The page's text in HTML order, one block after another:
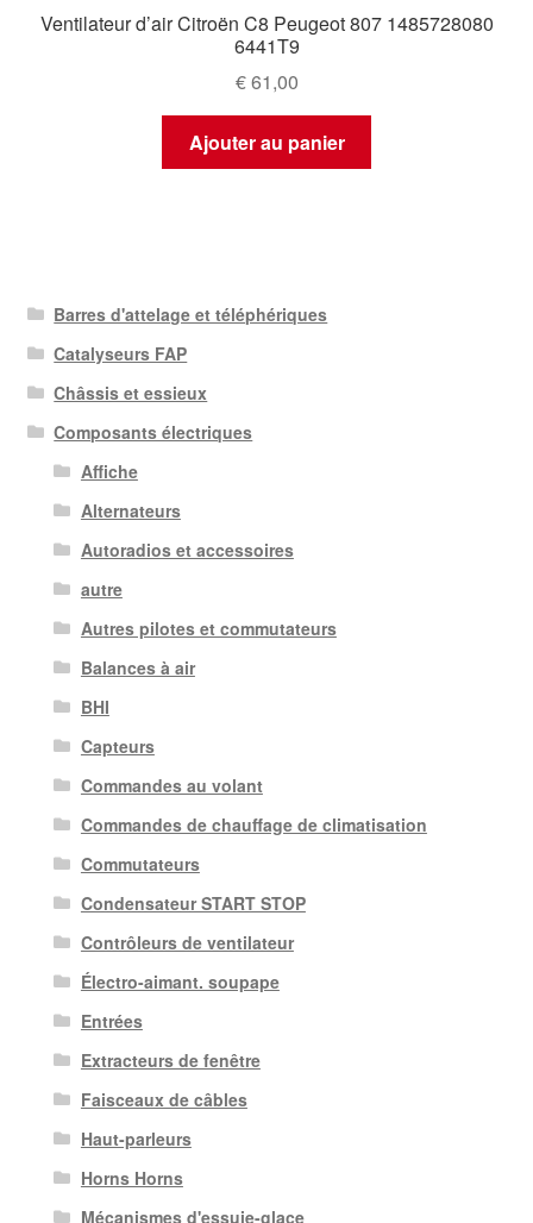
Ventilateur d’air Citroën C8 Peugeot 807 1485728080
6441T9
€61,00
Ajouter au panier
Barres d'attelage et téléphériques
Catalyseurs FAP
Châssis et essieux
Composants électriques
Affiche
Alternateurs
Autoradios et accessoires
autre
Autres pilotes et commutateurs
Balances à air
BHI
Capteurs
Commandes au volant
Commandes de chauffage de climatisation
Commutateurs
Condensateur START STOP
Contrôleurs de ventilateur
Électro-aimant. soupape
Entrées
Extracteurs de fenêtre
Faisceaux de câbles
Haut-parleurs
Horns Horns
Mécanismes d'essuie-glace